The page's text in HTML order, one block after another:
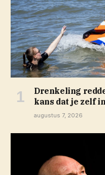
Drenkeling
kans dat je zelf
augustus 7, 2026